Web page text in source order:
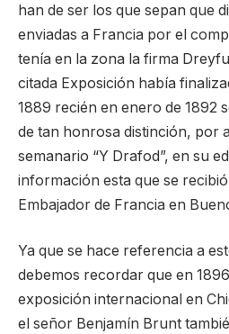
han de ser los que sepan que
enviadas a Francia por el
tenía en la zona la firma
citada Exposición había
1889 recién en enero de 1892
de tan honrosa distinción, por
semanario “Y Drafod”, en su
información esta que se
Embajador de Francia en
Ya que se hace referencia a
debemos recordar que en
exposición internacional en
el señor Benjamín Brunt